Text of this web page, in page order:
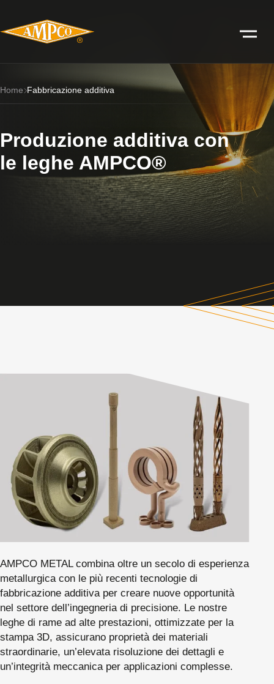
Home Fabbricazione additiva
Produzione additiva con
le leghe AMPCO®
AMPCO METAL combina oltre un secolo di esperienza
metallurgica con le più recenti tecnologie di
fabbricazione additiva per creare nuove opportunità
nel settore dell’ingegneria di precisione. Le nostre
leghe di rame ad alte prestazioni, ottimizzate per la
stampa 3D, assicurano proprietà dei materiali
straordinarie, un’elevata risoluzione dei dettagli e
un’integrità meccanica per applicazioni complesse.